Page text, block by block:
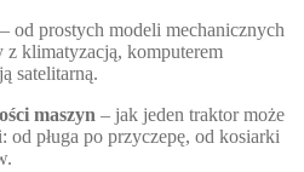
– od prostych modeli mechanicznych
z klimatyzacją, komputerem
satelitarną.
maszyn – jak jeden traktor może
od pługa po przyczepę, od kosiarki